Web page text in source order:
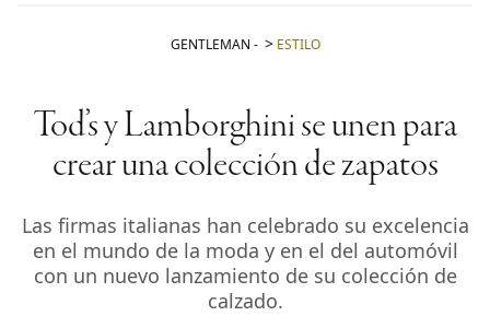
GENTLEMAN - ESTILO
Tod’s y Lamborghini se unen para
crear una colección de zapatos
Las firmas italianas han celebrado su excelencia
en el mundo de la moda y en el del automóvil
con un nuevo lanzamiento de su colección de
calzado.